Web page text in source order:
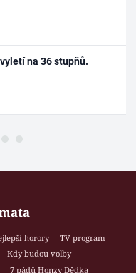
na 36 stupňů.
horory
TV program
Kdy budou volby
7 pádů Honzy Dědka